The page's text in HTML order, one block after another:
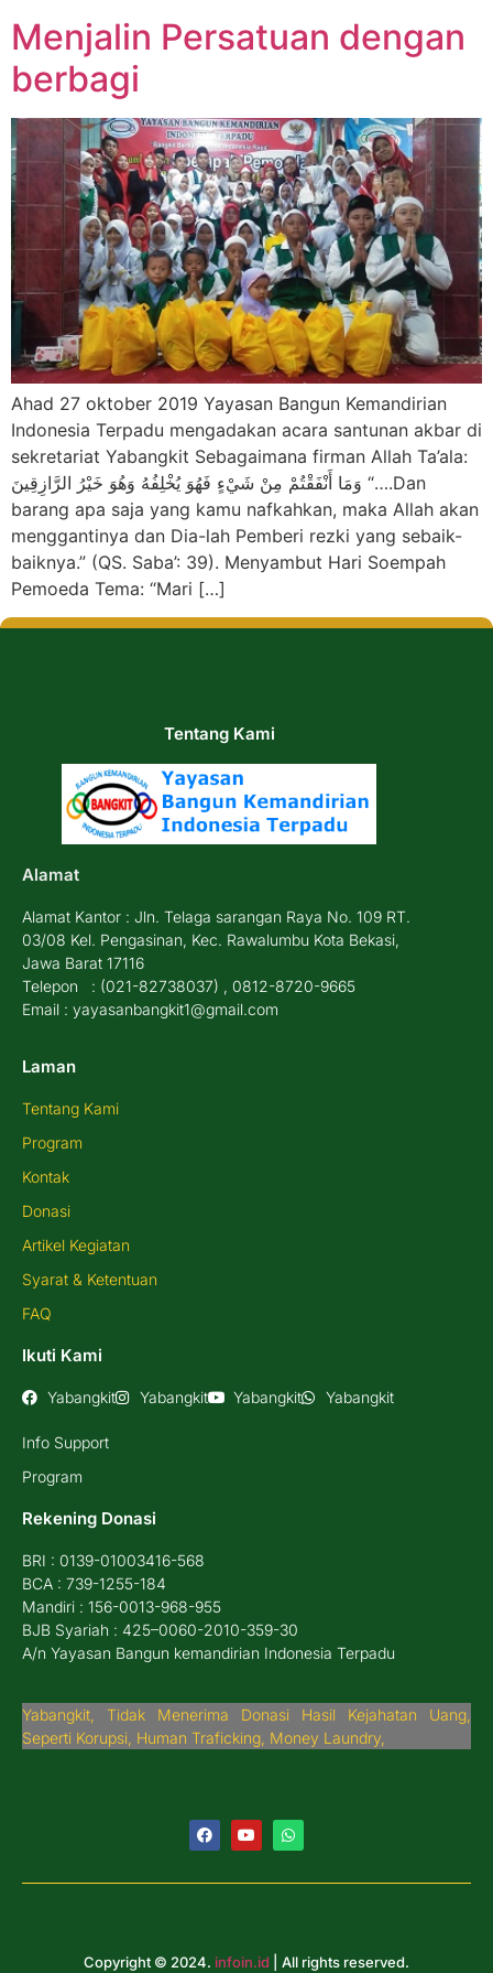
Menjalin Persatuan dengan
berbagi
Ahad 27 oktober 2019 Yayasan Bangun Kemandirian
Indonesia Terpadu mengadakan acara santunan akbar di
sekretariat Yabangkit Sebagaimana firman Allah Ta’ala:
وَمَا أَنْفَقْتُمْ مِنْ شَيْءٍ فَهُوَ يُخْلِفُهُ وَهُوَ خَيْرُ الرَّازِقِينَ “….Dan
barang apa saja yang kamu nafkahkan, maka Allah akan
menggantinya dan Dia-lah Pemberi rezki yang sebaik-
baiknya.” (QS. Saba’: 39). Menyambut Hari Soempah
Pemoeda Tema: “Mari […]
Tentang Kami
Alamat
Alamat Kantor : Jln. Telaga sarangan Raya No. 109 RT.
03/08 Kel. Pengasinan, Kec. Rawalumbu Kota Bekasi,
Jawa Barat 17116
Telepon : (021-82738037) , 0812-8720-9665
Email : yayasanbangkit1@gmail.com
Laman
Tentang Kami
Program
Kontak
Donasi
Artikel Kegiatan
Syarat & Ketentuan
FAQ
Ikuti Kami
Yabangkit Yabangkit Yabangkit Yabangkit
Info Support
Program
Rekening Donasi
BRI : 0139-01003416-568
BCA : 739-1255-184
Mandiri : 156-0013-968-955
BJB Syariah : 425–0060-2010-359-30
A/n Yayasan Bangun kemandirian Indonesia Terpadu
Yabangkit, Tidak Menerima Donasi Hasil Kejahatan Uang,
Seperti Korupsi, Human Traficking, Money Laundry,
Copyright © 2024. infoin.id | All rights reserved.